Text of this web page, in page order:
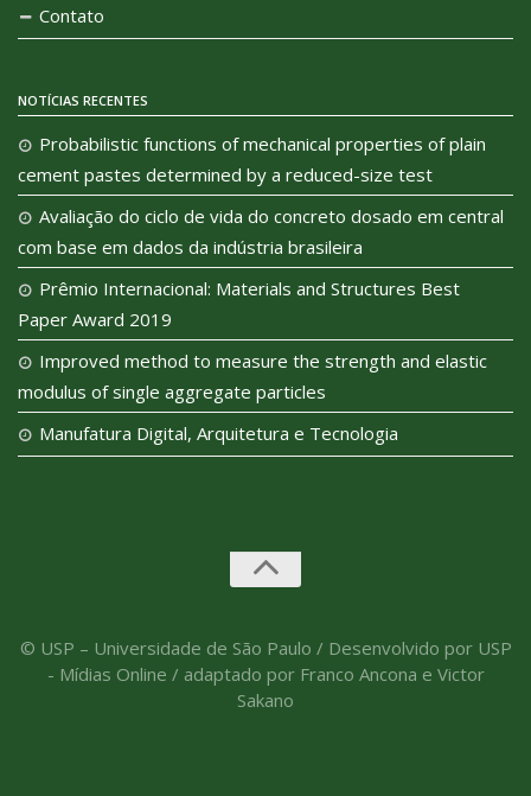
Contato
NOTÍCIAS RECENTES
Probabilistic functions of mechanical properties of plain
cement pastes determined by a reduced-size test
Avaliação do ciclo de vida do concreto dosado em central
com base em dados da indústria brasileira
Prêmio Internacional: Materials and Structures Best
Paper Award 2019
Improved method to measure the strength and elastic
modulus of single aggregate particles
Manufatura Digital, Arquitetura e Tecnologia
© USP – Universidade de São Paulo / Desenvolvido por USP
- Mídias Online / adaptado por Franco Ancona e Victor
Sakano